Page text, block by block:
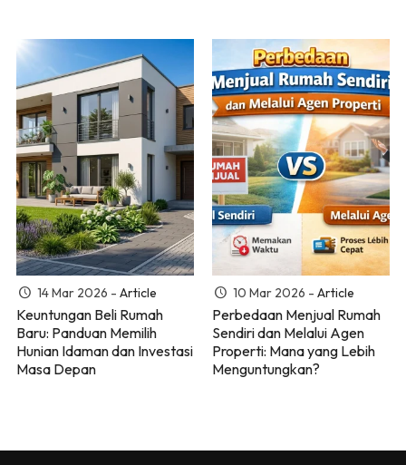
14 Mar 2026 - Article
Keuntungan Beli Rumah
Baru: Panduan Memilih
Hunian Idaman dan Investasi
Masa Depan
10 Mar 2026 - Article
Perbedaan Menjual Rumah
Sendiri dan Melalui Agen
Properti: Mana yang Lebih
Menguntungkan?